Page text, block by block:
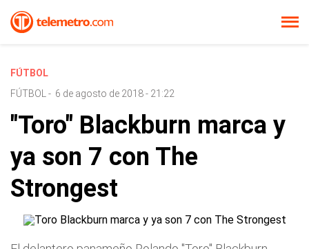
FÚTBOL
FÚTBOL
- 6 de agosto de 2018 - 21:22
"Toro" Blackburn marca y
ya son 7 con The
Strongest